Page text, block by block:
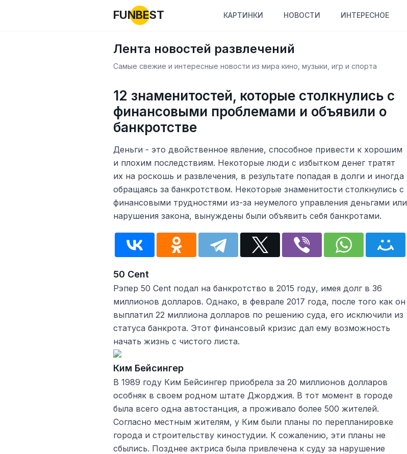
FUNBEST КАРТИНКИ НОВОСТИ ИНТЕРЕСНОЕ
Лента новостей развлечений
Самые свежие и интересные новости из мира кино, музыки, игр и спорта
12 знаменитостей, которые столкнулись с
финансовыми проблемами и объявили о
банкротстве
Деньги - это двойственное явление, способное привести к хорошим
и плохим последствиям. Некоторые люди с избытком денег тратят
их на роскошь и развлечения, в результате попадая в долги и иногда
обращаясь за банкротством. Некоторые знаменитости столкнулись с
финансовыми трудностями из-за неумелого управления деньгами или
нарушения закона, вынуждены были объявить себя банкротами.
50 Cent
Рэпер 50 Cent подал на банкротство в 2015 году, имея долг в 36
миллионов долларов. Однако, в феврале 2017 года, после того как он
выплатил 22 миллиона долларов по решению суда, его исключили из
статуса банкрота. Этот финансовый кризис дал ему возможность
начать жизнь с чистого листа.
Ким Бейсингер
В 1989 году Ким Бейсингер приобрела за 20 миллионов долларов
особняк в своем родном штате Джорджия. В тот момент в городе
была всего одна автостанция, а проживало более 500 жителей.
Согласно местным жителям, у Ким были планы по перепланировке
города и строительству киностудии. К сожалению, эти планы не
сбылись. Позднее актриса была привлечена к суду за нарушение